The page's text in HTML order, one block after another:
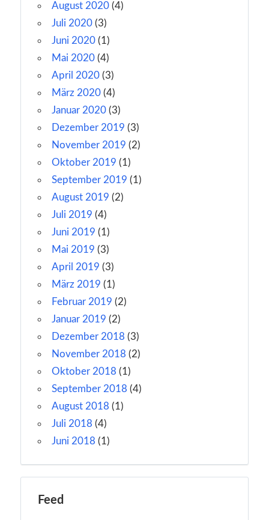
August 2020 (4)
Juli 2020 (3)
Juni 2020 (1)
Mai 2020 (4)
April 2020 (3)
März 2020 (4)
Januar 2020 (3)
Dezember 2019 (3)
November 2019 (2)
Oktober 2019 (1)
September 2019 (1)
August 2019 (2)
Juli 2019 (4)
Juni 2019 (1)
Mai 2019 (3)
April 2019 (3)
März 2019 (1)
Februar 2019 (2)
Januar 2019 (2)
Dezember 2018 (3)
November 2018 (2)
Oktober 2018 (1)
September 2018 (4)
August 2018 (1)
Juli 2018 (4)
Juni 2018 (1)
Feed